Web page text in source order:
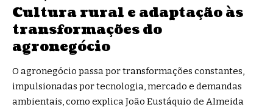
Cultura rural e adaptação às
transformações do
agronegócio
O agronegócio passa por transformações constantes,
impulsionadas por tecnologia, mercado e demandas
ambientais, como explica João Eustáquio de Almeida